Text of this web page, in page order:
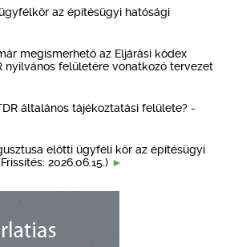
az építésügyi hatósági
megismerhető az Eljárási kódex
nyilvános felületére vonatkozó tervezet
általános tájékoztatási felülete? -
előtti ügyféli kör az építésügyi
2026.06.15.)